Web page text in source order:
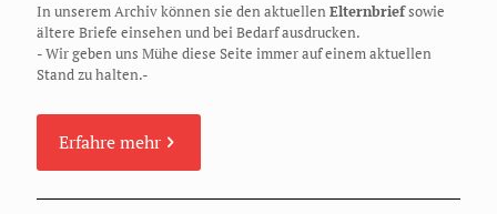
In unserem Archiv können sie den aktuellenElternbriefsowie
ältere Briefe einsehen und bei Bedarf ausdrucken.
- Wir geben uns Mühe diese Seite immer auf einem aktuellen
Stand zu halten.-
Erfahre mehr